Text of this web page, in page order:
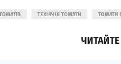
ТЕХНІЧНІ ТОМАТИ ТОМАТИ